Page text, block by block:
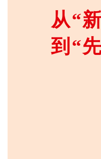
从“
到“